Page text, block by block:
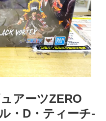
アーツZERO
・D・ティーチ-